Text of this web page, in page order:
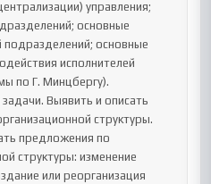
управления;
основные
подразделений; основные
исполнителей
по Г. Минцбергу).
Выявить и описать
структуры.
предложения по
структуры: изменение
или реорганизация